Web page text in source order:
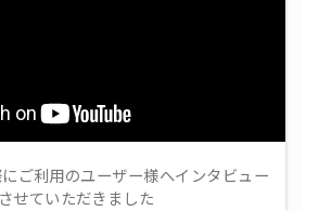
ご利用のユーザー様へインタビュー
させていただきました